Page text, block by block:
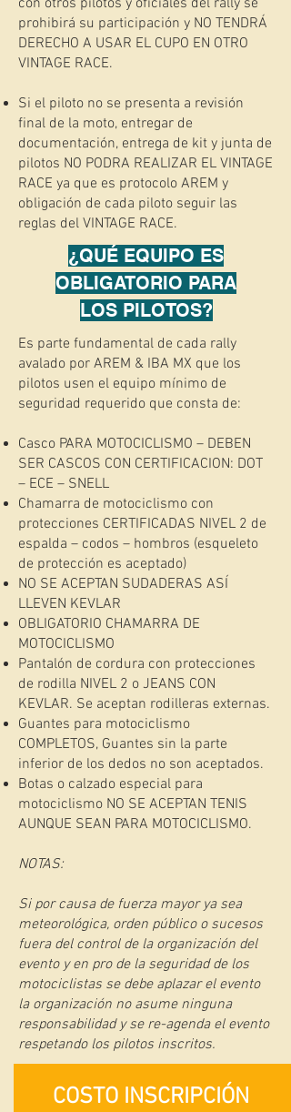
con otros pilotos y oficiales del rally se
prohibirá su participación y NO TENDRÁ
DERECHO A USAR EL CUPO EN OTRO
VINTAGE RACE.
Si el piloto no se presenta a revisión
final de la moto, entregar de
documentación, entrega de kit y junta de
pilotos NO PODRA REALIZAR EL VINTAGE
RACE ya que es protocolo AREM y
obligación de cada piloto seguir las
reglas del VINTAGE RACE.
¿QUÉ EQUIPO ES
OBLIGATORIO PARA
LOS PILOTOS?
Es parte fundamental de cada rally
avalado por AREM & IBA MX que los
pilotos usen el equipo mínimo de
seguridad requerido que consta de:
Casco PARA MOTOCICLISMO – DEBEN
SER CASCOS CON CERTIFICACION: DOT
– ECE – SNELL
Chamarra de motociclismo con
protecciones CERTIFICADAS NIVEL 2 de
espalda – codos – hombros (esqueleto
de protección es aceptado)
NO SE ACEPTAN SUDADERAS ASÍ
LLEVEN KEVLAR
OBLIGATORIO CHAMARRA DE
MOTOCICLISMO
Pantalón de cordura con protecciones
de rodilla NIVEL 2 o JEANS CON
KEVLAR. Se aceptan rodilleras externas.
Guantes para motociclismo
COMPLETOS, Guantes sin la parte
inferior de los dedos no son aceptados.
Botas o calzado especial para
motociclismo NO SE ACEPTAN TENIS
AUNQUE SEAN PARA MOTOCICLISMO.
NOTAS:
Si por causa de fuerza mayor ya sea
meteorológica, orden público o sucesos
fuera del control de la organización del
evento y en pro de la seguridad de los
motociclistas se debe aplazar el evento
la organización no asume ninguna
responsabilidad y se re-agenda el evento
respetando los pilotos inscritos.
COSTO INSCRIPCIÓN